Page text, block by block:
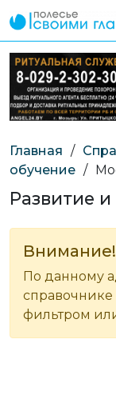
Главная /
обучение /
Развитие
По данному
справочнике
фильтром